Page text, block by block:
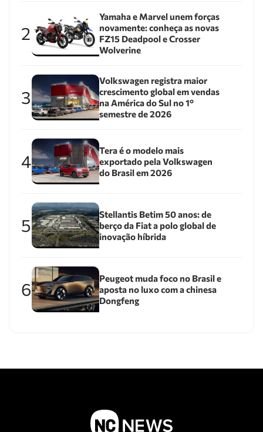
2
Yamaha e Marvel unem forças
novamente: conheça as novas
FZ15 Deadpool e Crosser
Wolverine
3
Volkswagen registra maior
crescimento global em vendas
na América do Sul no 1º
semestre de 2026
4
Tera é o modelo mais
exportado pela Volkswagen
do Brasil em 2026
5
Stellantis Betim 50 anos: de
berço da Fiat a polo global de
inovação híbrida
6
Peugeot muda foco no Brasil e
aposta no luxo com a chinesa
Dongfeng